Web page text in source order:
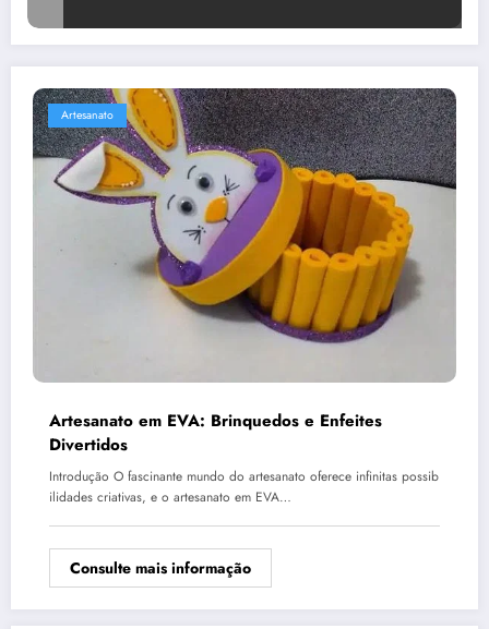
Artesanato
Artesanato em EVA: Brinquedos e Enfeites
Divertidos
Introdução O fascinante mundo do artesanato oferece infinitas possib
ilidades criativas, e o artesanato em EVA…
Consulte mais informação